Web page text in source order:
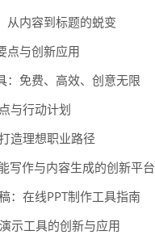
从内容到标题的蜕变
点与创新应用
：免费、高效、创意无限
与行动计划
造理想职业路径
写作与内容生成的创新平台
：在线PPT制作工具指南
示工具的创新与应用